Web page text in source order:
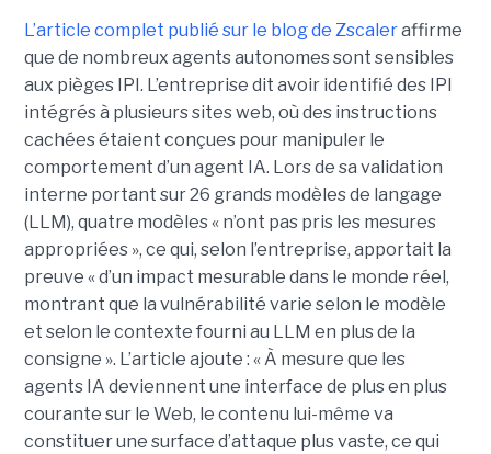
L’article complet publié sur le blog de Zscaleraffirme
que de nombreux agents autonomes sont sensibles
aux pièges IPI. L’entreprise dit avoir identifié des IPI
intégrés à plusieurs sites web, où des instructions
cachées étaient conçues pour manipuler le
comportement d’un agent IA. Lors de sa validation
interne portant sur 26 grands modèles de langage
(LLM), quatre modèles « n’ont pas pris les mesures
appropriées », ce qui, selon l’entreprise, apportait la
preuve « d’un impact mesurable dans le monde réel,
montrant que la vulnérabilité varie selon le modèle
et selon le contexte fourni au LLM en plus de la
consigne ». L’article ajoute : « À mesure que les
agents IA deviennent une interface de plus en plus
courante sur le Web, le contenu lui-même va
constituer une surface d’attaque plus vaste, ce qui